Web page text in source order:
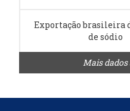
Exportação brasileira
de sódio
Mais